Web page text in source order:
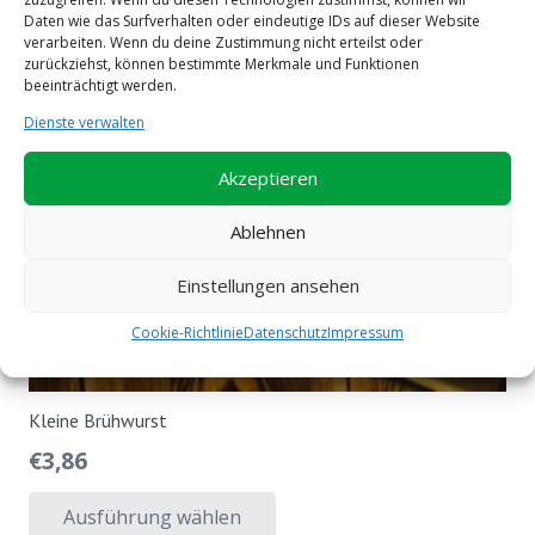
Daten wie das Surfverhalten oder eindeutige IDs auf dieser Website
verarbeiten. Wenn du deine Zustimmung nicht erteilst oder
zurückziehst, können bestimmte Merkmale und Funktionen
beeinträchtigt werden.
Dienste verwalten
Akzeptieren
Ablehnen
Einstellungen ansehen
Cookie-RichtlinieDatenschutzImpressum
Kleine Brühwurst
€3,86
Ausführung wählen